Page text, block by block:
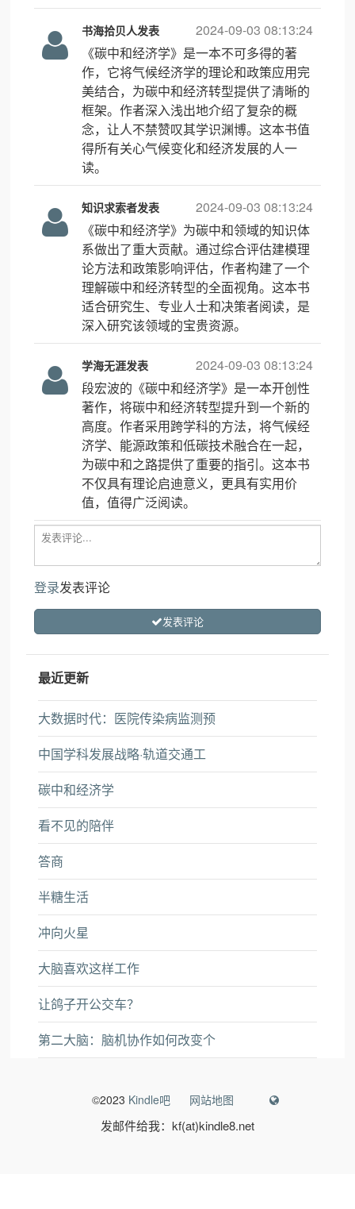
2024-09-03 08:13:24
书海拾贝人发表
《碳中和经济学》是一本不可多得的著
作，它将气候经济学的理论和政策应用完
美结合，为碳中和经济转型提供了清晰的
框架。作者深入浅出地介绍了复杂的概
念，让人不禁赞叹其学识渊博。这本书值
得所有关心气候变化和经济发展的人一
读。
2024-09-03 08:13:24
知识求索者发表
《碳中和经济学》为碳中和领域的知识体
系做出了重大贡献。通过综合评估建模理
论方法和政策影响评估，作者构建了一个
理解碳中和经济转型的全面视角。这本书
适合研究生、专业人士和决策者阅读，是
深入研究该领域的宝贵资源。
2024-09-03 08:13:24
学海无涯发表
段宏波的《碳中和经济学》是一本开创性
著作，将碳中和经济转型提升到一个新的
高度。作者采用跨学科的方法，将气候经
济学、能源政策和低碳技术融合在一起，
为碳中和之路提供了重要的指引。这本书
不仅具有理论启迪意义，更具有实用价
值，值得广泛阅读。
登录发表评论
发表评论
最近更新
大数据时代：医院传染病监测预
中国学科发展战略·轨道交通工
碳中和经济学
看不见的陪伴
答商
半糖生活
冲向火星
大脑喜欢这样工作
让鸽子开公交车？
第二大脑：脑机协作如何改变个
©2023 Kindle吧 网站地图
发邮件给我：kf(at)kindle8.net